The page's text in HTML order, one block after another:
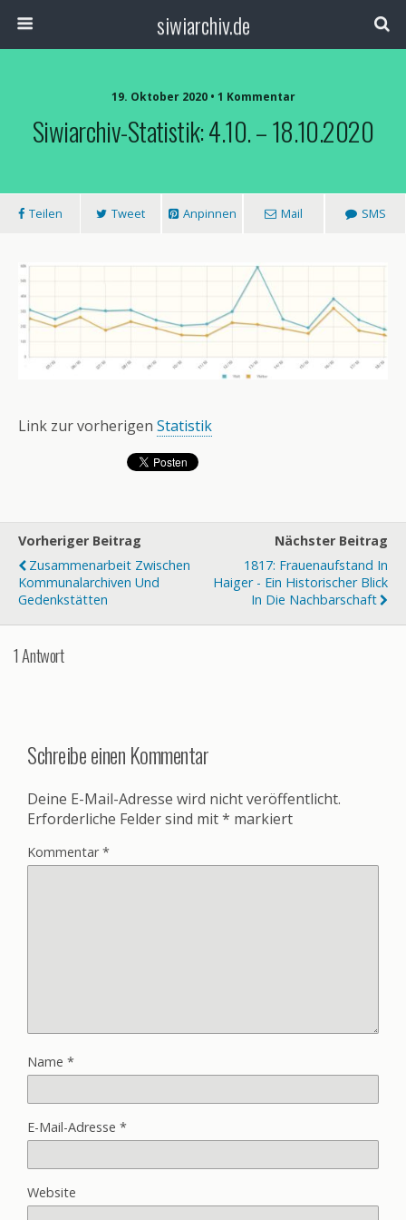
siwiarchiv.de
19. Oktober 2020 • 1 Kommentar
Siwiarchiv-Statistik: 4.10. – 18.10.2020
Teilen Tweet Anpinnen Mail SMS
Link zur vorherigen Statistik
Vorheriger Beitrag
Zusammenarbeit Zwischen
Kommunalarchiven Und
Gedenkstätten
Nächster Beitrag
1817: Frauenaufstand In
Haiger - Ein Historischer Blick
In Die Nachbarschaft
1 Antwort
Schreibe einen Kommentar
Deine E-Mail-Adresse wird nicht veröffentlicht.
Erforderliche Felder sind mit* markiert
Kommentar*
Name *
E-Mail-Adresse *
Website